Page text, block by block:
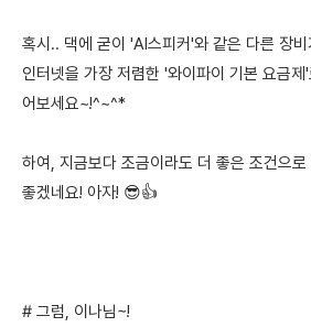
혹시.. 댁에 굳이 'AI스피커'와 같은 다른 장
인터넷을 가장 저렴한 '와이파이 기본 요금
어보세요~!^~^*
하여, 지금보다 조금이라도 더 좋은 조건으
좋겠네요! 아자! 😎👍
# 그럼, 이나님~!